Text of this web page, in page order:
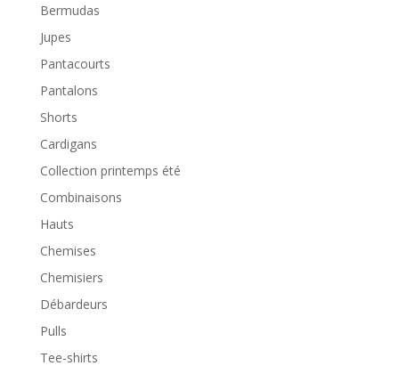
Bermudas
Jupes
Pantacourts
Pantalons
Shorts
Cardigans
Collection printemps été
Combinaisons
Hauts
Chemises
Chemisiers
Débardeurs
Pulls
Tee-shirts